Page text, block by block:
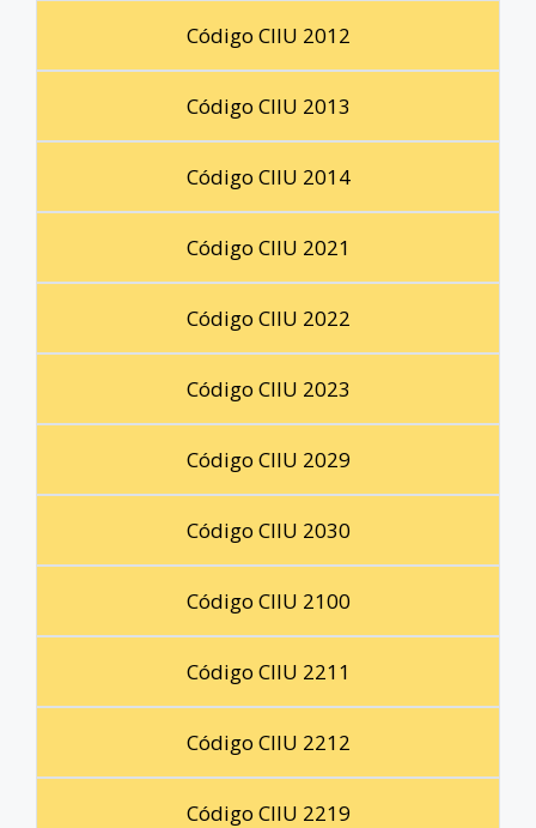
Código CIIU 2012
Código CIIU 2013
Código CIIU 2014
Código CIIU 2021
Código CIIU 2022
Código CIIU 2023
Código CIIU 2029
Código CIIU 2030
Código CIIU 2100
Código CIIU 2211
Código CIIU 2212
Código CIIU 2219